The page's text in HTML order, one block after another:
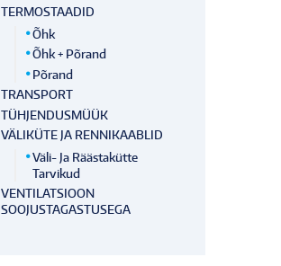
TERMOSTAADID
Õhk
Õhk + Põrand
Põrand
TRANSPORT
TÜHJENDUSMÜÜK
VÄLIKÜTE JA RENNIKAABLID
Väli- Ja Räästakütte
Tarvikud
VENTILATSIOON
SOOJUSTAGASTUSEGA